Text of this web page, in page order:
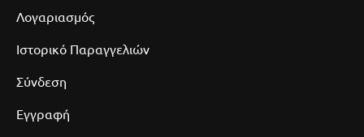
Λογαριασμός
Ιστορικό Παραγγελιών
Σύνδεση
Εγγραφή